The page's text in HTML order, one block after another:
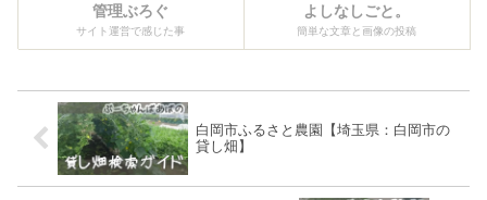
管理ぶろぐ
サイト運営で感じた事
よしなしごと。
簡単な文章と画像の投稿
白岡市ふるさと農園【埼玉県：白岡市の
貸し畑】